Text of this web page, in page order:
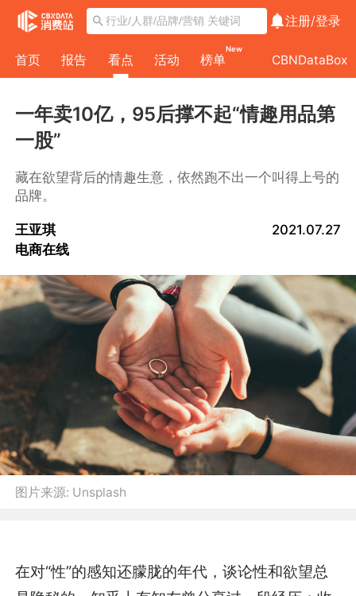
注册/登录
首页 报告 看点 活动 榜单
New
CBNDataBox
一年卖10亿，95后撑不起“情趣用品第
一股”
藏在欲望背后的情趣生意，依然跑不出一个叫得上号的
品牌。
王亚琪
电商在线
2021.07.27
图片来源: Unsplash
在对“性”的感知还朦胧的年代，谈论性和欲望总